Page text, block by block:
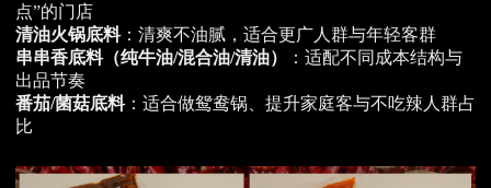
点”的门店
清油火锅底料：清爽不油腻，适合更广人群与年轻客群
串串香底料（纯牛油/混合油/清油）
：适配不同成本结构与
出品节奏
番茄/菌菇底料：适合做鸳鸯锅、提升家庭客与不吃辣人群占
比